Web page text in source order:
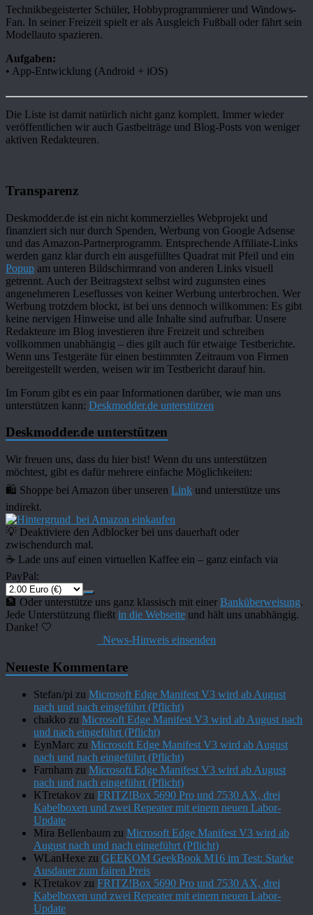
Technikbegeisterter Schüler, Hobbyprogrammierer und Windows-
Fan. In seiner Freizeit spielt er als Ausgleich Fußball oder fährt sein
Modellauto spazieren.
Aufgaben:
• App-Entwicklung (Android + iOS)
Die Liste ist damit natürlich nicht ganz komplett. Immer wieder
veröffentlichen wir auch Gastbeiträge und Blog-Posts von weniger
aktiven Redakteuren.
Transparenz
Deskmodder.de ist ein nicht kommerzielles Webprojekt und
finanziert sich nur durch Spenden, Werbung von Google Adsense
und das Amazon-Partnerprogramm. Entsprechende Affiliate-Links
werden ganz klar durch ein ausgefülltes Quadrat mit Pfeil und ein
Popup am unteren Bildschirmrand von anderen Links visuell
getrennt. Auch der Beitragstext selbst wird zugunsten eines
angenehmeren Leseflusses von keiner Werbung unterbrochen. Wer
Werbung trotzdem blockt, ist bei uns dennoch willkommen: Es gibt
keine nervigen Hinweise und alle Inhalte sind aufrufbar. Unsere
Redakteure im Blog investieren ihre Freizeit und schreiben
vollkommen unabhängig – dies gilt auch für etwaige Testberichte.
Wenn uns Testgeräte für einen bestimmten Zeitraum von Firmen
bereitgestellt werden, weisen wir im Testbericht darauf hin.
Im Forum gibt es ein paar Informationen darüber, wie man uns
unterstützen kann: Deskmodder.de unterstützen
Deskmodder.de unterstützen
Wir freuen uns, dass du hier bist! Wenn du uns unterstützen
möchtest, gibt es dafür mehrere einfache Möglichkeiten:
🛍️ Shoppe bei Amazon über unseren Link und unterstütze uns
indirekt.
bei Amazon einkaufen
💡 Deaktiviere den Adblocker bei uns dauerhaft oder
zwischendurch mal.
☕️ Lade uns auf einen virtuellen Kaffee ein – ganz einfach via
PayPal:
🏦 Oder unterstütze uns ganz klassisch mit einer Banküberweisung.
Jede Unterstützung fließt in die Webseite und hält uns unabhängig.
Danke! 🤍
News-Hinweis einsenden
Neueste Kommentare
Stefan/pi zu Microsoft Edge Manifest V3 wird ab August
nach und nach eingeführt (Pflicht)
chakko zu Microsoft Edge Manifest V3 wird ab August nach
und nach eingeführt (Pflicht)
EynMarc zu Microsoft Edge Manifest V3 wird ab August
nach und nach eingeführt (Pflicht)
Farnham zu Microsoft Edge Manifest V3 wird ab August
nach und nach eingeführt (Pflicht)
KTretakov zu FRITZ!Box 5690 Pro und 7530 AX, drei
Kabelboxen und zwei Repeater mit einem neuen Labor-
Update
Mira Bellenbaum zu Microsoft Edge Manifest V3 wird ab
August nach und nach eingeführt (Pflicht)
WLanHexe zu GEEKOM GeekBook M16 im Test: Starke
Ausdauer zum fairen Preis
KTretakov zu FRITZ!Box 5690 Pro und 7530 AX, drei
Kabelboxen und zwei Repeater mit einem neuen Labor-
Update